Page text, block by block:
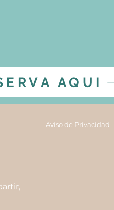
AQUI
Aviso de Privacidad